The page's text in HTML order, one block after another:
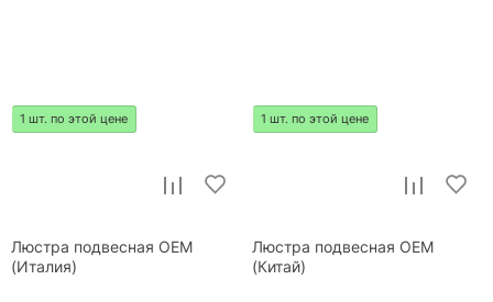
1 шт. по этой цене
Люстра подвесная OEM
(Италия)
1 шт. по этой цене
Люстра подвесная OEM
(Китай)